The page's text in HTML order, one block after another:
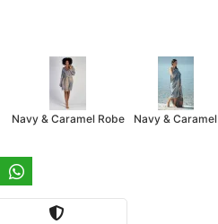
Navy & Caramel Robe Navy & Caramel